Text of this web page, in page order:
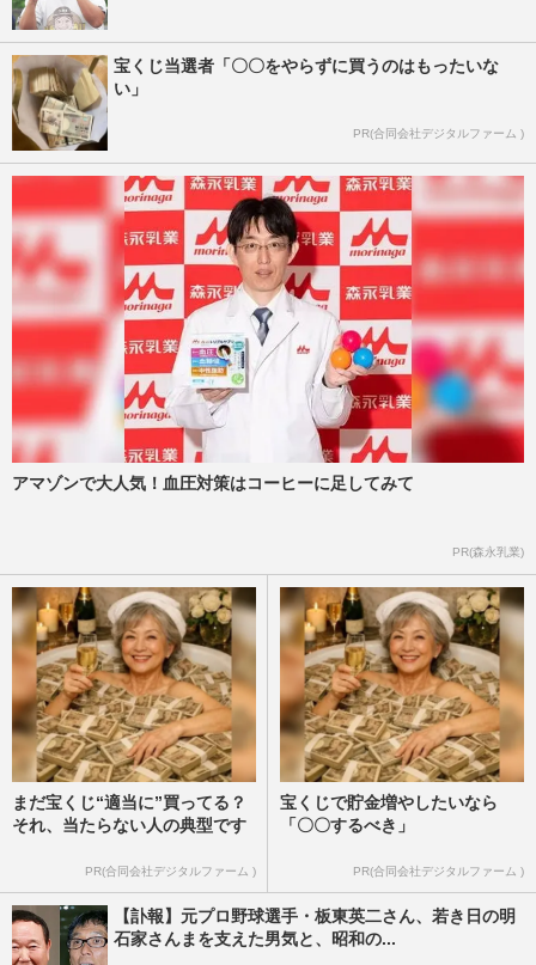
宝くじ当選者「〇〇をやらずに買うのはもったいな
い」
PR(合同会社デジタルファーム )
アマゾンで大人気！血圧対策はコーヒーに足してみて
PR(森永乳業)
まだ宝くじ“適当に”買ってる？
それ、当たらない人の典型です
PR(合同会社デジタルファーム )
宝くじで貯金増やしたいなら
「〇〇するべき」
PR(合同会社デジタルファーム )
【訃報】元プロ野球選手・板東英二さん、若き日の明
石家さんまを支えた男気と、昭和の...